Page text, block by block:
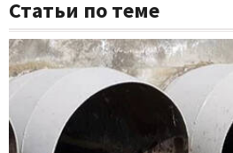
Статьи по теме